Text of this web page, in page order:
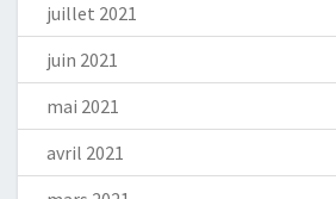
juillet 2021
juin 2021
mai 2021
avril 2021